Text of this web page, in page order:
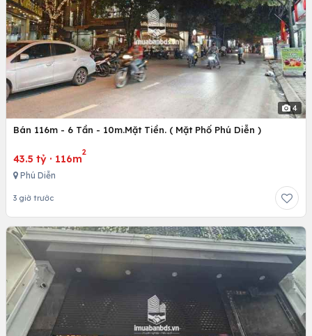
4
Bán 116m - 6 Tần - 10m.Mặt Tiền. ( Mặt Phố Phú Diễn )
43.5 tỷ · 116m
2
Phú Diễn
3 giờ trước